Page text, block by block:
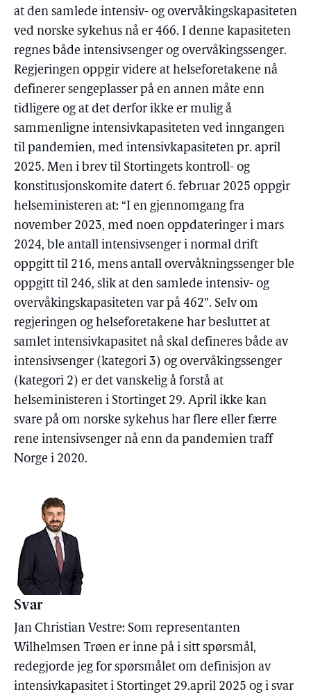
at den samlede intensiv- og overvåkingskapasiteten
ved norske sykehus nå er 466. I denne kapasiteten
regnes både intensivsenger og overvåkingssenger.
Regjeringen oppgir videre at helseforetakene nå
definerer sengeplasser på en annen måte enn
tidligere og at det derfor ikke er mulig å
sammenligne intensivkapasiteten ved inngangen
til pandemien, med intensivkapasiteten pr. april
2025. Men i brev til Stortingets kontroll- og
konstitusjonskomite datert 6. februar 2025 oppgir
helseministeren at: “I en gjennomgang fra
november 2023, med noen oppdateringer i mars
2024, ble antall intensivsenger i normal drift
oppgitt til 216, mens antall overvåkningssenger ble
oppgitt til 246, slik at den samlede intensiv- og
overvåkingskapasiteten var på 462”. Selv om
regjeringen og helseforetakene har besluttet at
samlet intensivkapasitet nå skal defineres både av
intensivsenger (kategori 3) og overvåkingssenger
(kategori 2) er det vanskelig å forstå at
helseministeren i Stortinget 29. April ikke kan
svare på om norske sykehus har flere eller færre
rene intensivsenger nå enn da pandemien traff
Norge i 2020.
Svar
Jan Christian Vestre: Som representanten
Wilhelmsen Trøen er inne på i sitt spørsmål,
redegjorde jeg for spørsmålet om definisjon av
intensivkapasitet i Stortinget 29.april 2025 og i svar